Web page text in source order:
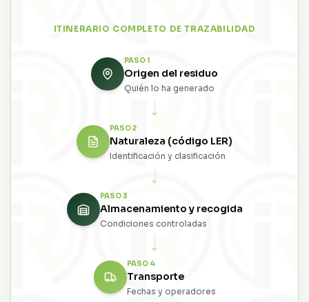
ITINERARIO COMPLETO DE TRAZABILIDAD
PASO1
Origen del residuo
Quién lo ha generado
PASO2
Naturaleza (código LER)
Identificación y clasificación
PASO3
Almacenamiento y recogida
Condiciones controladas
PASO 4
Transporte
Fechas y operadores